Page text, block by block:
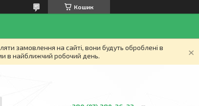
Кошик
замовлення на сайті, вони будуть оброблені в
в найближчий робочий день.